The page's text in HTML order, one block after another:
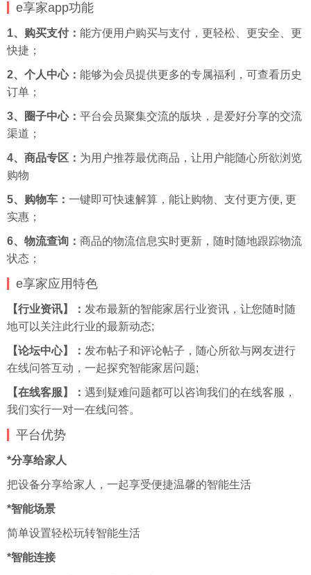
e享家app功能
1、购买支付： 能方便用户购买与支付，更轻松、更安全、更
快捷；
2、个人中心： 能够为会员提供更多的专属福利，可查看历史
订单；
3、圈子中心： 平台会员聚集交流的版块，是爱好分享的交流
渠道；
4、商品专区： 为用户推荐最优商品，让用户能随心所欲浏览
购物
5、购物车： 一键即可快速解算，能让购物、支付更方便, 更
实惠；
6、物流查询： 商品的物流信息实时更新，随时随地跟踪物流
状态；
e享家应用特色
【行业资讯】： 发布最新的智能家居行业资讯，让您随时随
地可以关注此行业的最新动态;
【论坛中心】： 发布帖子和评论帖子，随心所欲与网友进行
在线问答互动，一起探究智能家居问题;
【在线客服】： 遇到疑难问题都可以咨询我们的在线客服，
我们实行一对一在线问答。
平台优势
*分享给家人
把设备分享给家人，一起享受便捷温馨的智能生活
*智能场景
简单设置轻松玩转智能生活
*智能连接